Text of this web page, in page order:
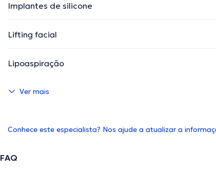
Implantes de silicone
Lifting facial
Lipoaspiração
Ver mais
Conhece este especialista? Nos ajude a atualizar a
FAQ